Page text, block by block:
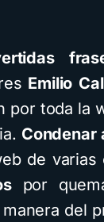
Emilio
por toda la
Condenar
de varias
por
del